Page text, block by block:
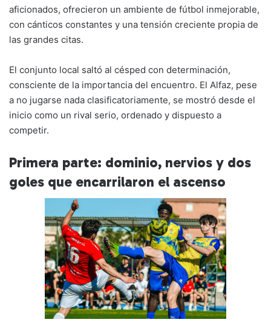
aficionados, ofrecieron un ambiente de fútbol inmejorable,
con cánticos constantes y una tensión creciente propia de
las grandes citas.
El conjunto local saltó al césped con determinación,
consciente de la importancia del encuentro. El Alfaz, pese
a no jugarse nada clasificatoriamente, se mostró desde el
inicio como un rival serio, ordenado y dispuesto a
competir.
Primera parte: dominio, nervios y dos
goles que encarrilaron el ascenso